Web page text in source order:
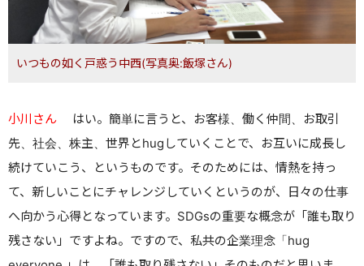
いつもの如く戸惑う中西(写真奥:飯塚さん)
小川さん はい。 簡単に言うと、お客様、働く仲間、お取引
先、社会、株主、世界とhugしていくことで、お互いに成長し
続けていこう、というものです。そのためには、情熱を持っ
て、新しいことにチャレンジしていくというのが、日々の仕事
へ向かう心得となっています。SDGsの重要な概念が「誰も取り
残さない」ですよね。ですので、私共の企業理念「hug